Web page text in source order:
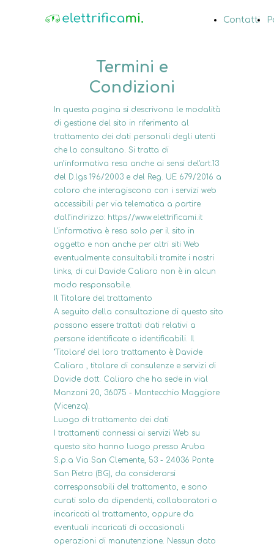
Contatti
Termini e
Condizioni
In questa pagina si descrivono le modalità
di gestione del sito in riferimento al
trattamento dei dati personali degli utenti
che lo consultano. Si tratta di
un’informativa resa anche ai sensi del'art.13
del D.lgs 196/2003 e del Reg. UE 679/2016 a
coloro che interagiscono con i servizi web
accessibili per via telematica a partire
dall’indirizzo: https://www.elettrificami.it
L'informativa è resa solo per il sito in
oggetto e non anche per altri siti Web
eventualmente consultabili tramite i nostri
links, di cui Davide Caliaro non è in alcun
modo responsabile.
Il Titolare del trattamento
A seguito della consultazione di questo sito
possono essere trattati dati relativi a
persone identificate o identificabili. Il
"Titolare" del loro trattamento è Davide
Caliaro , titolare di consulenze e servizi di
Davide dott. Caliaro che ha sede in vial
Manzoni 20, 36075 - Montecchio Maggiore
(Vicenza).
Luogo di trattamento dei dati
I trattamenti connessi ai servizi Web su
questo sito hanno luogo presso Aruba
S.p.a Via San Clemente, 53 - 24036 Ponte
San Pietro (BG), da considerarsi
corresponsabili del trattamento, e sono
curati solo da dipendenti, collaboratori o
incaricati al trattamento, oppure da
eventuali incaricati di occasionali
operazioni di manutenzione. Nessun dato